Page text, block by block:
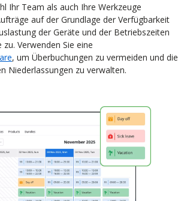
Ihr Team als auch Ihre Werkzeuge
auf der Grundlage der Verfügbarkeit
der Geräte und der Betriebszeiten
Verwenden Sie eine
, um Überbuchungen zu vermeiden und die
Niederlassungen zu verwalten.